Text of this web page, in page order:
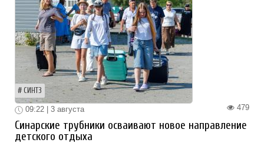
СИНТЗ
479
09:22 | 3 августа
Синарские трубники осваивают новое направление
детского отдыха